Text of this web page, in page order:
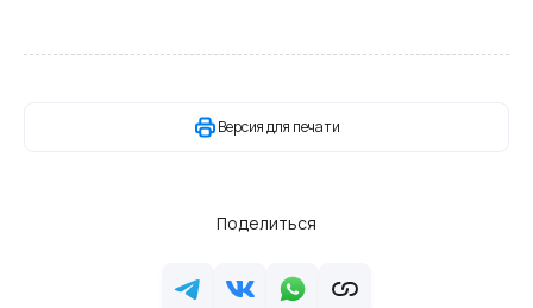
Версия для печати
Поделиться